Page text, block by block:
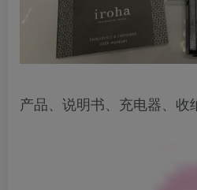
产品、说明书、充电器、收